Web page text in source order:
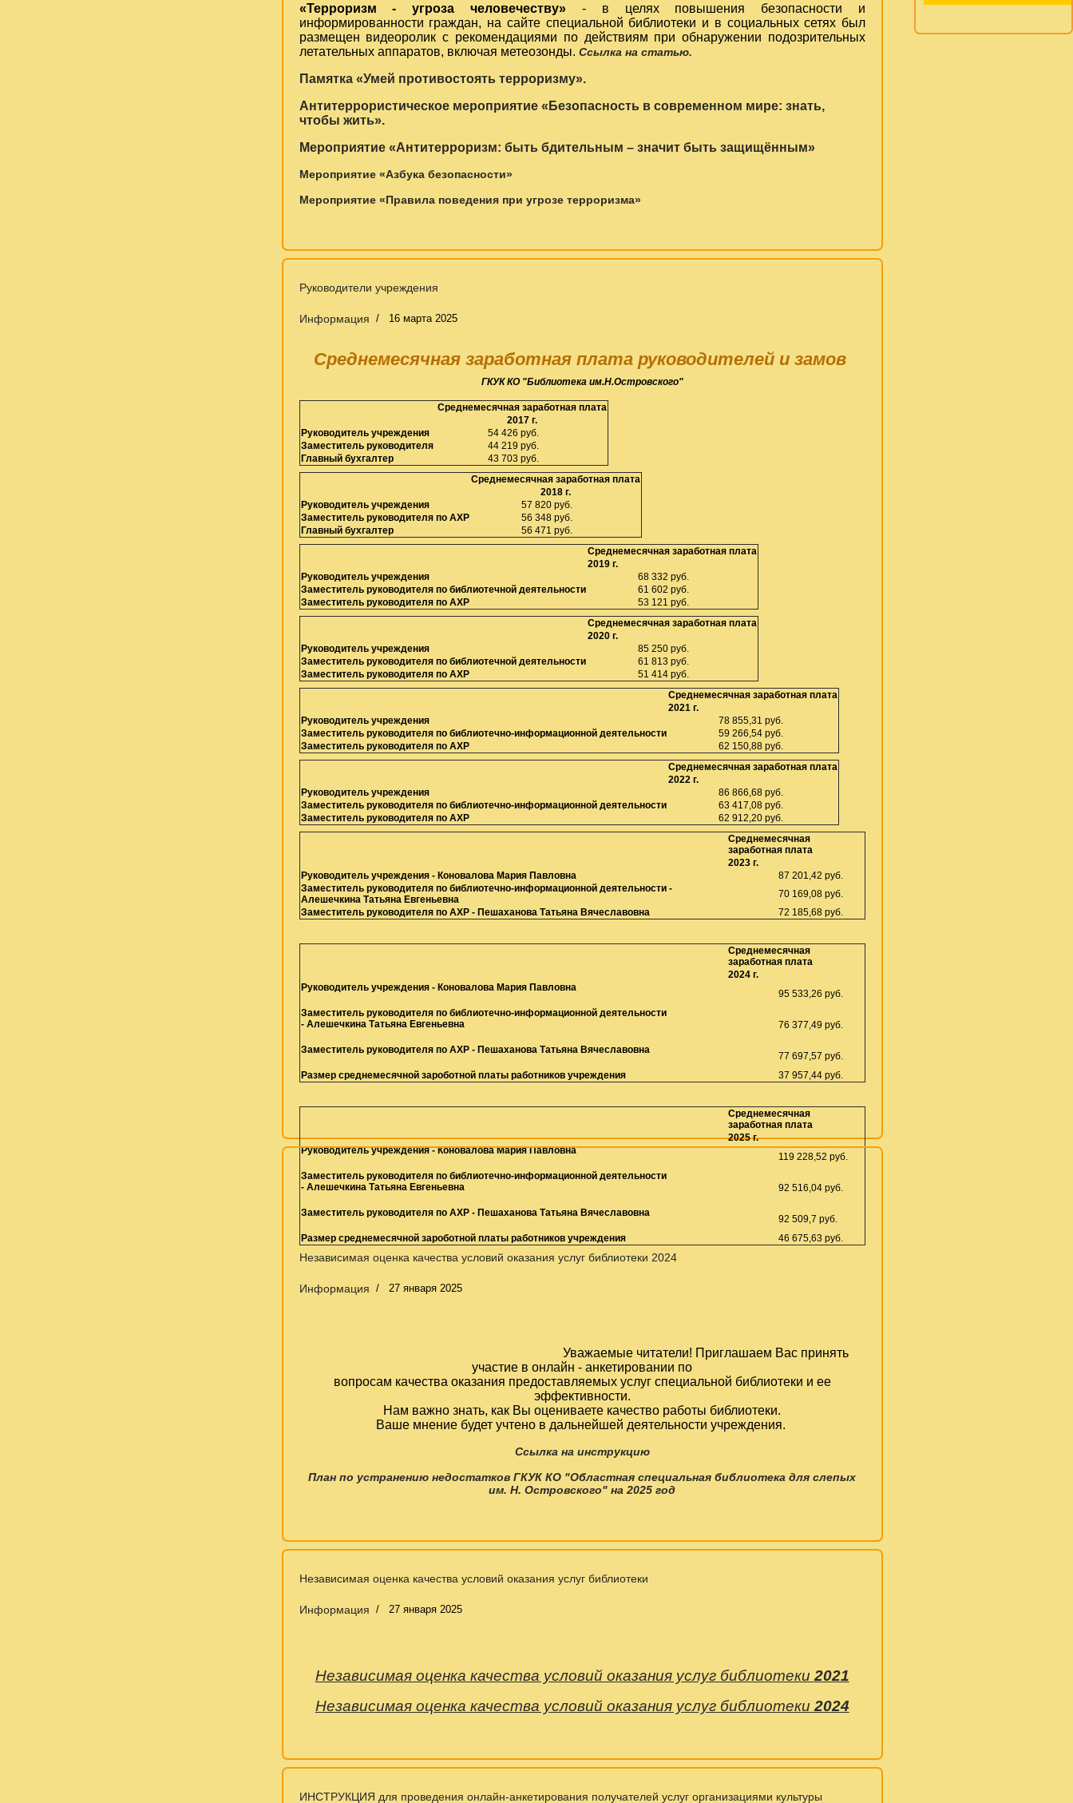
«Терроризм - угроза человечеству» - в целях повышения безопасности и
информированности граждан, на сайте специальной библиотеки и в социальных сетях был
размещен видеоролик с рекомендациями по действиям при обнаружении подозрительных
летательных аппаратов, включая метеозонды. Ссылка на статью.
Памятка «Умей противостоять терроризму».
Антитеррористическое мероприятие «Безопасность в современном мире: знать,
чтобы жить».
Мероприятие «Антитерроризм: быть бдительным – значит быть защищённым»
Мероприятие «Азбука безопасности»
Мероприятие «Правила поведения при угрозе терроризма»
Руководители учреждения
Информация 16 марта 2025
Среднемесячная заработная плата руководителей и замов
ГКУК КО "Библиотека им.Н.Островского"
Среднемесячная заработная плата
2017 г.
Руководитель учреждения
54 426 руб.
Заместитель руководителя
44 219 руб.
Главный бухгалтер
43 703 руб.
Среднемесячная заработная плата
2018 г.
Руководитель учреждения
57 820 руб.
Заместитель руководителя по АХР
56 348 руб.
Главный бухгалтер
56 471 руб.
Среднемесячная заработная плата
2019 г.
Руководитель учреждения
68 332 руб.
Заместитель руководителя по библиотечной деятельности
61 602 руб.
Заместитель руководителя по АХР
53 121 руб.
Среднемесячная заработная плата
2020 г.
Руководитель учреждения
85 250 руб.
Заместитель руководителя по библиотечной деятельности
61 813 руб.
Заместитель руководителя по АХР
51 414 руб.
Среднемесячная заработная плата
2021 г.
Руководитель учреждения
78 855,31 руб.
Заместитель руководителя по библиотечно-информационной деятельности
59 266,54 руб.
Заместитель руководителя по АХР
62 150,88 руб.
Среднемесячная заработная плата
2022 г.
Руководитель учреждения
86 866,68 руб.
Заместитель руководителя по библиотечно-информационной деятельности
63 417,08 руб.
Заместитель руководителя по АХР
62 912,20руб.
Среднемесячная
заработная плата
2023 г.
Руководитель учреждения - Коновалова Мария Павловна
87 201,42 руб.
Заместитель руководителя по библиотечно-информационной деятельности -
Алешечкина Татьяна Евгеньевна
70 169,08 руб.
Заместитель руководителя по АХР - Пешаханова Татьяна Вячеславовна
72 185,68 руб.
Среднемесячная
заработная плата
2024 г.
Руководитель учреждения - Коновалова Мария Павловна
95 533,26 руб.
Заместитель руководителя по библиотечно-информационной деятельности
- Алешечкина Татьяна Евгеньевна 76 377,49 руб.
Заместитель руководителя по АХР - Пешаханова Татьяна Вячеславовна
77 697,57 руб.
Размер среднемесячной зароботной платы работников учреждения
37 957,44 руб.
Среднемесячная
заработная плата
2025 г.
Руководитель учреждения -Коновалова Мария Павловна
119 228,52 руб.
Заместитель руководителя по библиотечно-информационной деятельности
- Алешечкина Татьяна Евгеньевна 92 516,04 руб.
Заместитель руководителя по АХР - Пешаханова Татьяна Вячеславовна
92 509,7 руб.
Размер среднемесячной зароботной платы работников учреждения
46 675,63 руб.
Независимая оценка качества условий оказания услуг библиотеки 2024
Информация 27 января 2025
Уважаемые читатели! Приглашаем Вас принять
участие в онлайн -анкетировании по
вопросам качества оказания предоставляемых услуг специальной библиотеки и ее
эффективности.
Нам важно знать, как Выоцениваете качество работы библиотеки.
Ваше мнение будет учтено в дальнейшей деятельности учреждения.
Ссылка на инструкцию
План по устранению недостатков ГКУК КО "Областная специальная библиотека для слепых
им. Н. Островского" на 2025 год
Независимая оценка качества условий оказания услуг библиотеки
Информация 27 января 2025
Независимая оценка качества условий оказания услуг библиотеки 2021
Независимая оценка качества условий оказания услуг библиотеки 2024
ИНСТРУКЦИЯ для проведения онлайн-анкетирования получателей услуг организациями культуры